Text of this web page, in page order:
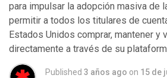
para impulsar la adopción masiva de
permitir a todos los titulares de
Estados Unidos comprar, mantener y
directamente a través de su
Published 3 años ago on 15 de